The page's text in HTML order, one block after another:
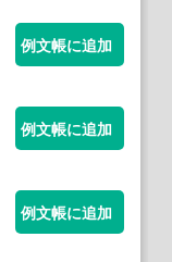
例文帳に追加
例文帳に追加
例文帳に追加